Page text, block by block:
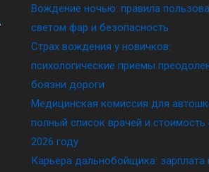
Вождение ночью: правила
светом фар и безопасность
Страх вождения у новичков:
психологические приемы
боязни дороги
Медицинская комиссия для
полный список врачей и стоимость
2026 году
Карьера дальнобойщика: зарплата